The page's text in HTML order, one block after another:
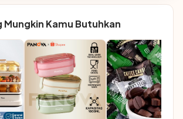
Mungkin Kamu Butuhkan